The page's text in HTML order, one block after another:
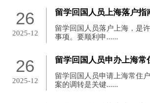
26
2025-12
留学回国人员落户上海，是
事项。要顺利申......
26
2025-12
留学回国人员申请上海常住
案的调转是关键......